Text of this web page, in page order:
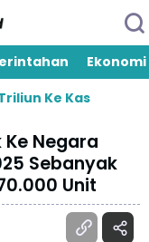
Ekonomi
Ke Kas
Ke Negara
Sebanyak
Unit